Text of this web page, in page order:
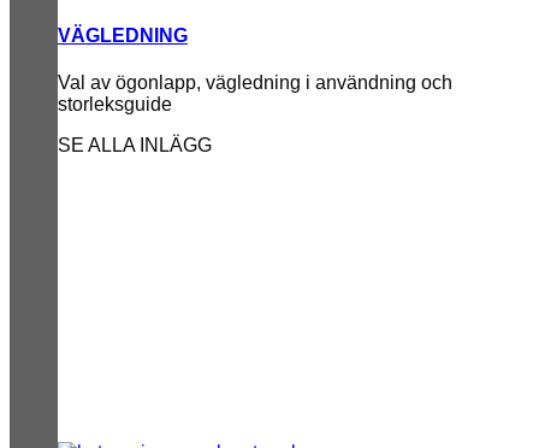
VÄGLEDNING
Val av ögonlapp, vägledning i användning och
storleksguide
SE ALLA INLÄGG